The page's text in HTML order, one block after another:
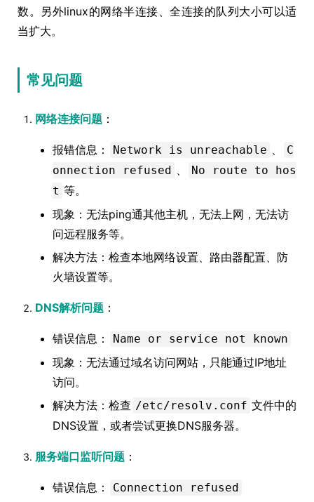
数。另外linux的网络半连接、全连接的队列大小可以适
当扩大。
常见问题
网络连接问题 ：
报错信息： Network is unreachable
C
onnection refused
No route to hos
t 等。
现象：无法ping通其他主机，无法上网，无法访
问远程服务等。
解决方法：检查本地网络设置、路由器配置、防
火墙设置等。
DNS解析问题 ：
错误信息： Name or service not known
现象：无法通过域名访问网站，只能通过IP地址
访问。
解决方法：检查 /etc/resolv.conf 文件中的
DNS设置，或者尝试更换DNS服务器。
服务端口监听问题 ：
错误信息： Connection refused